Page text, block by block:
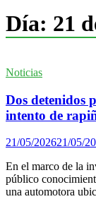
Día: 21
Noticias
Dos detenidos
intento de
21/05/202621/05/
En el marco de la
público
una automotora